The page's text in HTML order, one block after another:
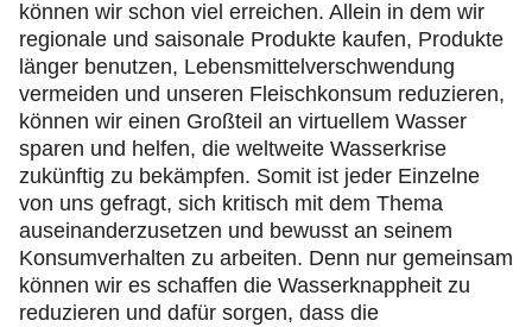
können wir schon viel erreichen. Allein in dem wir
regionale und saisonale Produkte kaufen, Produkte
länger benutzen, Lebensmittelverschwendung
vermeiden und unseren Fleischkonsum reduzieren,
können wir einen Großteil an virtuellem Wasser
sparen und helfen, die weltweite Wasserkrise
zukünftig zu bekämpfen. Somit ist jeder Einzelne
von uns gefragt, sich kritisch mit dem Thema
auseinanderzusetzen und bewusst an seinem
Konsumverhalten zu arbeiten. Denn nur gemeinsam
können wir es schaffen die Wasserknappheit zu
reduzieren und dafür sorgen, dass die